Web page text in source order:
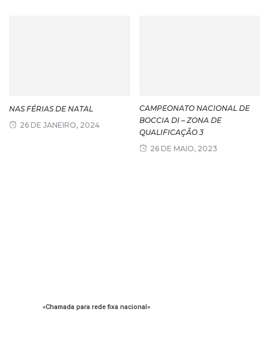
NAS FÉRIAS DE NATAL
26 DE JANEIRO, 2024
CAMPEONATO NACIONAL DE
BOCCIA DI – ZONA DE
QUALIFICAÇÃO 3
26 DE MAIO, 2023
«Chamada para rede fixa nacional»